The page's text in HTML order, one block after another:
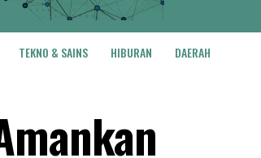
TEKNO & SAINS HIBURAN DAERAH